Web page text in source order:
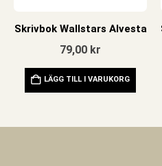
Skrivbok Wallstars Alvesta
79,00 kr
LÄGG TILL I VARUKORG